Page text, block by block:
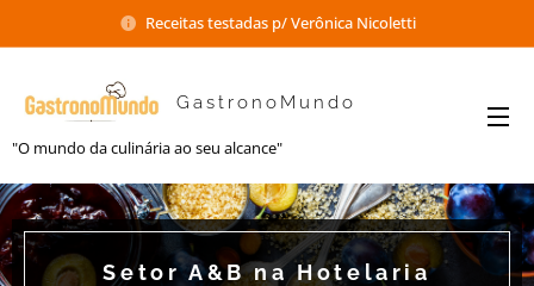
Receitas testadas p/ Verônica Nicoletti
GastronoMundo
"O mundo da culinária ao seu alcance"
Setor A&B na Hotelaria